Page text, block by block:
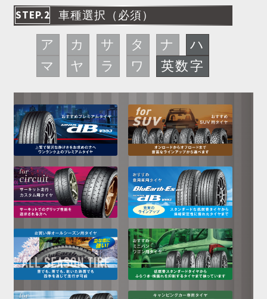
STEP.2 車種選択（必須）
ア カ サ タ ナ
ハ
マ
ヤ ラ ワ 英数字